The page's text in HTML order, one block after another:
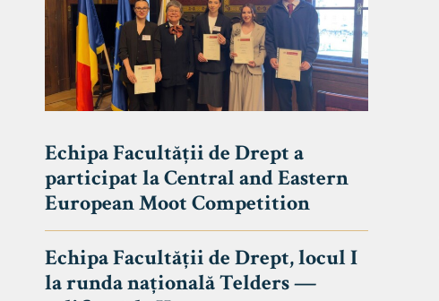
Echipa Facultății de Drept a
participat la Central and Eastern
European Moot Competition
Echipa Facultății de Drept, locul I
la runda națională Telders —